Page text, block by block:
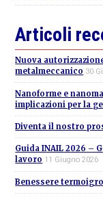
Articoli
Nuova
metalmeccanico 30
Nanoforme e
implicazioni per la
Diventa il nostro
Guida INAIL 2026 –
lavoro 11 Giugno 2026
Benessere